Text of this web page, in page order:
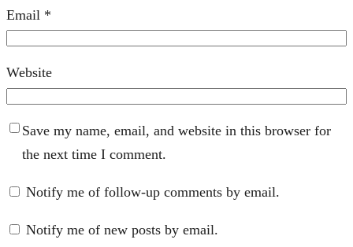
Email *
Website
Save my name, email, and website in this browser for
the next time I comment.
Notify me of follow-up comments by email.
Notify me of new posts by email.